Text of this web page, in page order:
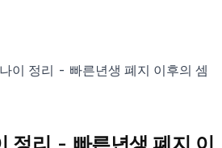
이 정리 - 빠른년생 폐지 이후의 셈